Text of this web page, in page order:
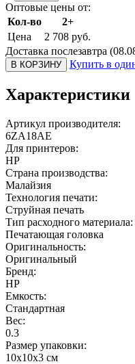
Оптовые цены от:
Кол-во
2+
Цена
2 708 руб.
Доставка послезавтра
В КОРЗИНУ Купить в
Характеристики
Артикул производителя:
6ZA18AE
Для принтеров:
HP
Страна производства:
Малайзия
Технология печати:
Струйная печать
Тип расходного материала:
Печатающая головка
Оригинальность:
Оригинальный
Бренд:
HP
Емкость:
Стандартная
Вес:
0.3
Размер упаковки:
10x10x3 см